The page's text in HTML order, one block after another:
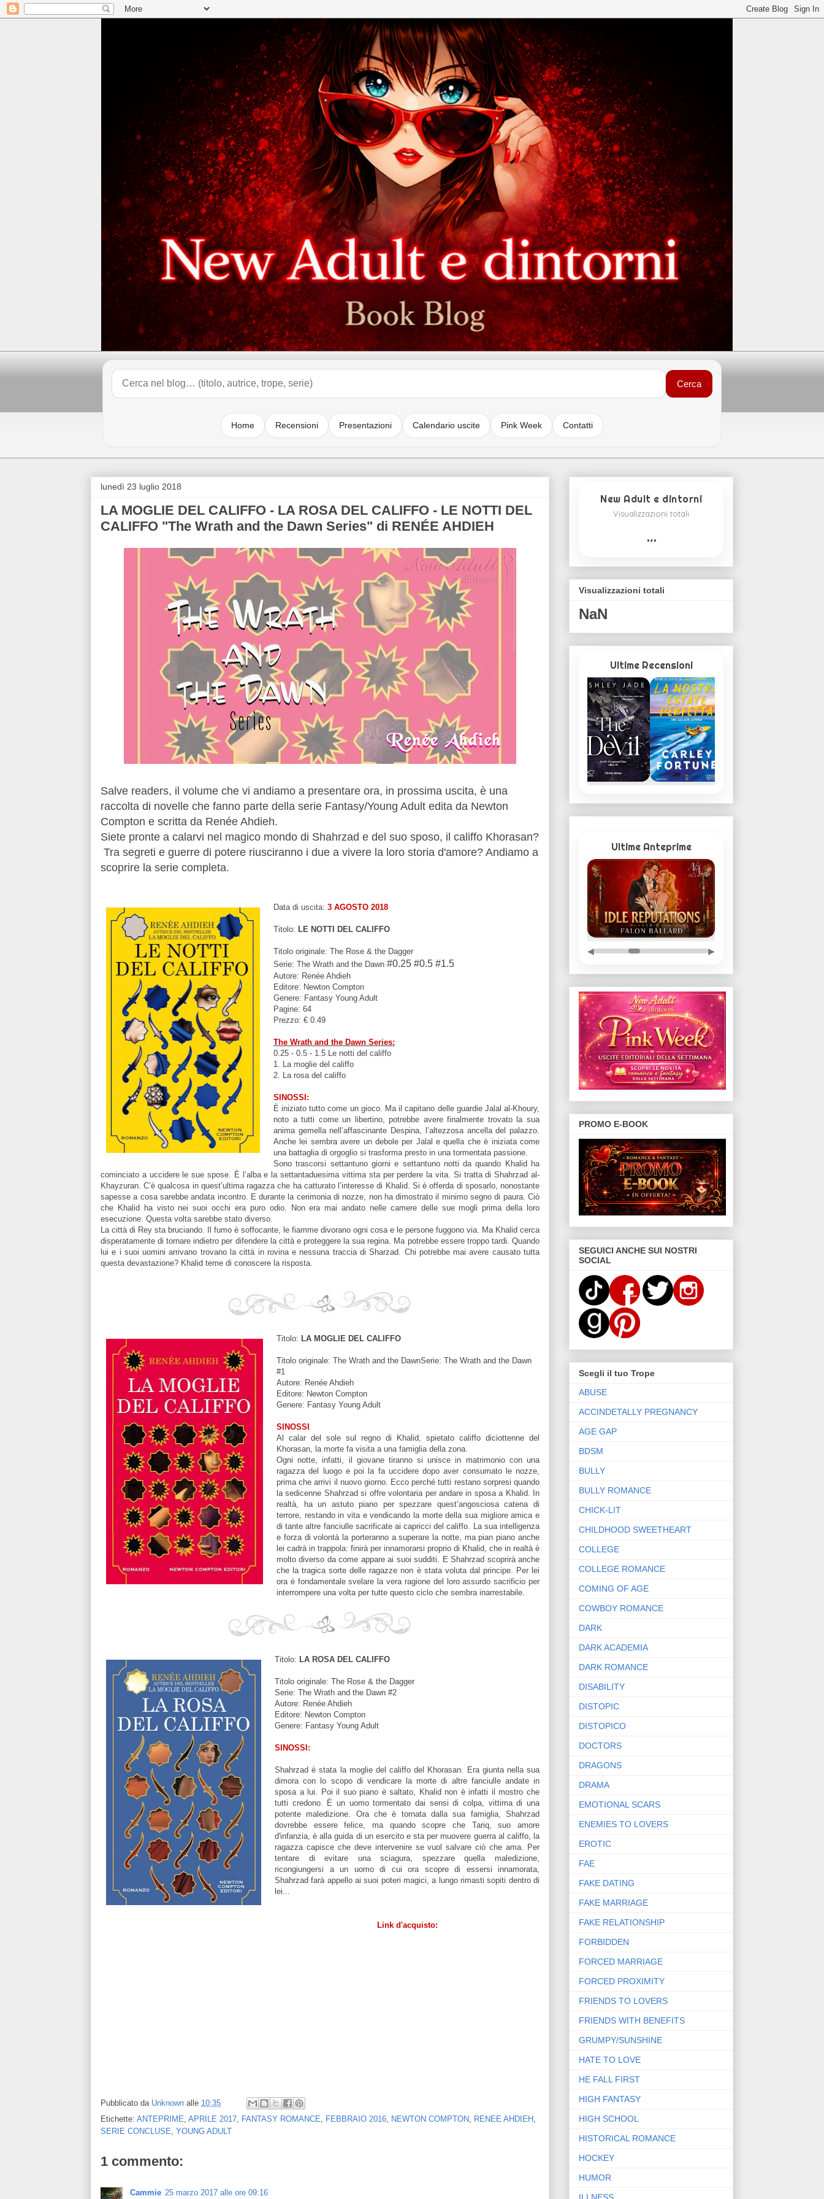
Cerca
Home Recensioni Presentazioni Calendario uscite Pink Week Contatti
lunedì 23 luglio 2018
LA MOGLIE DEL CALIFFO - LA ROSA DEL CALIFFO - LE NOTTI DEL
CALIFFO "The Wrath and the Dawn Series" di RENÉE AHDIEH
Salve readers, il volume che vi andiamo a presentare ora, in prossima uscita, è una
raccolta di novelle che fanno parte della serie Fantasy/Young Adult edita da Newton
Compton e scritta da Renée Ahdieh.
Siete pronte a calarvi nel magico mondo di Shahrzad e del suo sposo, il califfo Khorasan?
Tra segreti e guerre di potere riusciranno i due a vivere la loro storia d'amore? Andiamo a
scoprire la serie completa.
Data di uscita: 3 AGOSTO 2018
Titolo: LE NOTTI DEL CALIFFO
Titolo originale: The Rose & the Dagger
Serie: The Wrath and the Dawn #0.25 #0.5 #1.5
Autore: Renée Ahdieh
Editore: Newton Compton
Genere: Fantasy Young Adult
Pagine: 64
Prezzo: € 0.49
The Wrath and the Dawn Series:
0.25 - 0.5 - 1.5 Le notti del califfo
1. La moglie del califfo
2. La rosa del califfo
SINOSSI:
È iniziato tutto come un gioco. Ma il capitano delle guardie Jalal al-Khoury,
noto a tutti come un libertino, potrebbe avere finalmente trovato la sua
anima gemella nell’affascinante Despina, l’altezzosa ancella del palazzo.
Anche lei sembra avere un debole per Jalal e quella che è iniziata come
una battaglia di orgoglio si trasforma presto in una tormentata passione.
Sono trascorsi settantuno giorni e settantuno notti da quando Khalid ha
cominciato a uccidere le sue spose. È l’alba e la settantaduesima vittima sta per perdere la vita. Si tratta di Shahrzad al-
Khayzuran. C’è qualcosa in quest’ultima ragazza che ha catturato l’interesse di Khalid. Si è offerda di sposarlo, nonostante
sapesse a cosa sarebbe andata incontro. E durante la cerimonia di nozze, non ha dimostrato il minimo segno di paura. Ciò
che Khalid ha visto nei suoi occhi era puro odio. Non era mai andato nelle camere delle sue mogli prima della loro
esecuzione. Questa volta sarebbe stato diverso.
La città di Rey sta bruciando. Il fumo è soffocante, le fiamme divorano ogni cosa e le persone fuggono via. Ma Khalid cerca
disperatamente di tornare indietro per difendere la città e proteggere la sua regina. Ma potrebbe essere troppo tardi. Quando
lui e i suoi uomini arrivano trovano la città in rovina e nessuna traccia di Sharzad. Chi potrebbe mai avere causato tutta
questa devastazione? Khalid teme di conoscere la risposta.
Titolo: LA MOGLIE DEL CALIFFO
Titolo originale: The Wrath and the DawnSerie: The Wrath and the Dawn
#1
Autore: Renée Ahdieh
Editore: Newton Compton
Genere: Fantasy Young Adult
SINOSSI
Al calar del sole sul regno di Khalid, spietato califfo diciottenne del
Khorasan, la morte fa visita a una famiglia della zona.
Ogni notte, infatti, il giovane tiranno si unisce in matrimonio con una
ragazza del luogo e poi la fa uccidere dopo aver consumato le nozze,
prima che arrivi il nuovo giorno. Ecco perché tutti restano sorpresi quando
la sedicenne Shahrzad si offre volontaria per andare in sposa a Khalid. In
realtà, ha un astuto piano per spezzare quest’angosciosa catena di
terrore, restando in vita e vendicando la morte della sua migliore amica e
di tante altre fanciulle sacrificate ai capricci del califfo. La sua intelligenza
e forza di volontà la porteranno a superare la notte, ma pian piano anche
lei cadrà in trappola: finirà per innamorarsi proprio di Khalid, che in realtà è
molto diverso da come appare ai suoi sudditi. E Shahrzad scoprirà anche
che la tragica sorte delle ragazze non è stata voluta dal principe. Per lei
ora è fondamentale svelare la vera ragione del loro assurdo sacrificio per
interrompere una volta per tutte questo ciclo che sembra inarrestabile.
Titolo: LA ROSA DEL CALIFFO
Titolo originale: The Rose & the Dagger
Serie: The Wrath and the Dawn #2
Autore: Renée Ahdieh
Editore: Newton Compton
Genere: Fantasy Young Adult
SINOSSI:
Shahrzad è stata la moglie del califfo del Khorasan. Era giunta nella sua
dimora con lo scopo di vendicare la morte di altre fanciulle andate in
sposa a lui. Poi il suo piano è saltato, Khalid non è infatti il mostro che
tutti credono. È un uomo tormentato dai sensi di colpa, vittima di una
potente maledizione. Ora che è tornata dalla sua famiglia, Shahrzad
dovrebbe essere felice, ma quando scopre che Tariq, suo amore
d'infanzia, è alla guida di un esercito e sta per muovere guerra al califfo, la
ragazza capisce che deve intervenire se vuol salvare ciò che ama. Per
tentare di evitare una sciagura, spezzare quella maledizione,
ricongiungersi a un uomo di cui ora scopre di essersi innamorata,
Shahrzad farà appello ai suoi poteri magici, a lungo rimasti sopiti dentro di
lei...
Link d'acquisto:
Pubblicato da Unknown alle 10:35
Etichette: ANTEPRIME, APRILE 2017, FANTASY ROMANCE, FEBBRAIO 2016, NEWTON COMPTON, RENEE AHDIEH ,
SERIE CONCLUSE, YOUNG ADULT
1 commento:
Cammie 25 marzo 2017 alle ore 09:16
New Adult e dintorni
Visualizzazioni totali
…
Visualizzazioni totali
NaN
Ultime Recensioni
Ultime Anteprime
◀ ▶
PROMO E-BOOK
SEGUICI ANCHE SUI NOSTRI
SOCIAL
Scegli il tuo Trope
ABUSE
ACCINDETALLY PREGNANCY
AGE GAP
BDSM
BULLY
BULLY ROMANCE
CHICK-LIT
CHILDHOOD SWEETHEART
COLLEGE
COLLEGE ROMANCE
COMING OF AGE
COWBOY ROMANCE
DARK
DARK ACADEMIA
DARK ROMANCE
DISABILITY
DISTOPIC
DISTOPICO
DOCTORS
DRAGONS
DRAMA
EMOTIONAL SCARS
ENEMIES TO LOVERS
EROTIC
FAE
FAKE DATING
FAKE MARRIAGE
FAKE RELATIONSHIP
FORBIDDEN
FORCED MARRIAGE
FORCED PROXIMITY
FRIENDS TO LOVERS
FRIENDS WITH BENEFITS
GRUMPY/SUNSHINE
HATE TO LOVE
HE FALL FIRST
HIGH FANTASY
HIGH SCHOOL
HISTORICAL ROMANCE
HOCKEY
HUMOR
ILLNESS